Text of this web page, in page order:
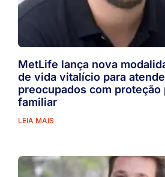
MetLife lança nova
de vida vitalício para
preocupados com proteção
familiar
LEIA MAIS